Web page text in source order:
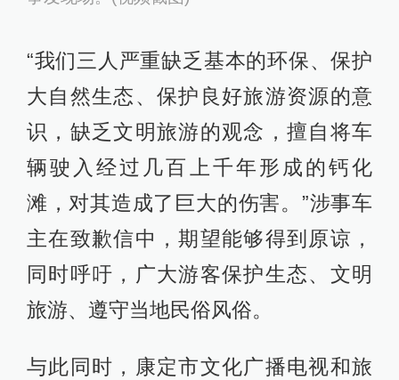
“我们三人严重缺乏基本的环保、保护
大自然生态、保护良好旅游资源的意
识，缺乏文明旅游的观念，擅自将车
辆驶入经过几百上千年形成的钙化
滩，对其造成了巨大的伤害。”涉事车
主在致歉信中，期望能够得到原谅，
同时呼吁，广大游客保护生态、文明
旅游、遵守当地民俗风俗。
与此同时，康定市文化广播电视和旅